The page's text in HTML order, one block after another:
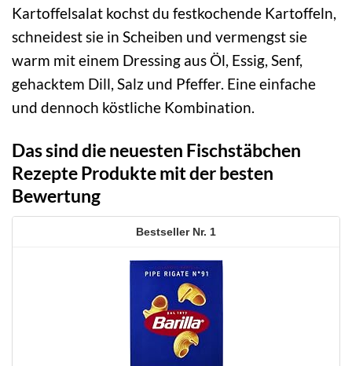
Kartoffelsalat kochst du festkochende Kartoffeln,
schneidest sie in Scheiben und vermengst sie
warm mit einem Dressing aus Öl, Essig, Senf,
gehacktem Dill, Salz und Pfeffer. Eine einfache
und dennoch köstliche Kombination.
Das sind die neuesten Fischstäbchen
Rezepte Produkte mit der besten
Bewertung
1